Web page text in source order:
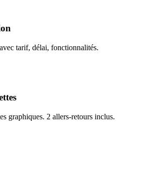
tarif, délai, fonctionnalités.
graphiques. 2 allers-retours inclus.